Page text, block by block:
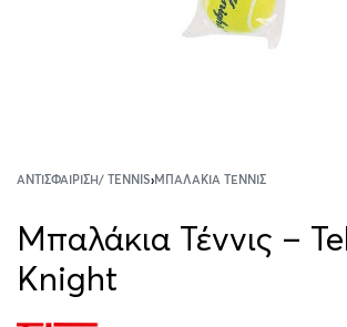
ΑΝΤΙΣΦΑΊΡΙΣΗ/ TENNIS›ΜΠΑΛΆΚΙΑ ΤΈΝΝΙΣ
Μπαλάκια Τέννις –
Knight